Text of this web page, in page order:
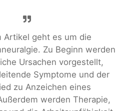
Artikel geht es um die
Zu Beginn werden
Ursachen vorgestellt,
Symptome und der
zu Anzeichen eines
werden Therapie,